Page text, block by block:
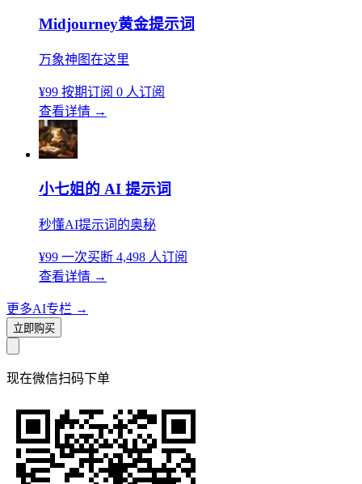
Midjourney黄金提示词
万象神图在这里
¥99 按期订阅 0 人订阅
查看详情 →
小七姐的 AI 提示词
秒懂AI提示词的奥秘
¥99 一次买断 4,498 人订阅
查看详情 →
更多AI专栏 →
立即购买
现在微信扫码下单